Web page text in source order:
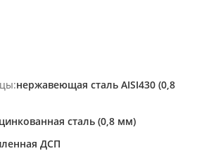
нержавеющая сталь AISI430 (0,8
сталь (0,8 мм)
ДСП